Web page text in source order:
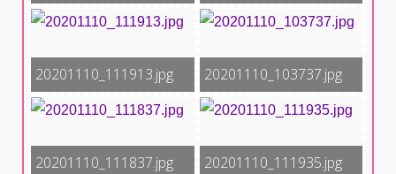
20201110_111913.jpg 20201110_103737.jpg
20201110_111837.jpg 20201110_111935.jpg